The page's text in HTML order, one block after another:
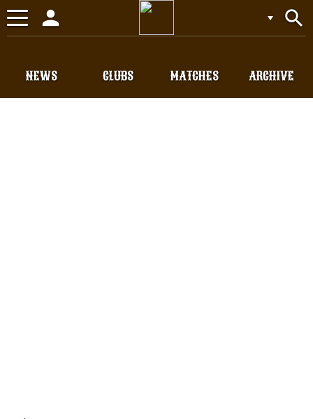
Toggle
navigation
search
person
CLUBS
NEWS MATCHES ARCHIVE